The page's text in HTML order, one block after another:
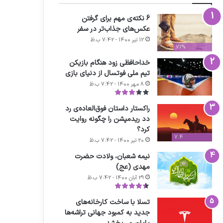
71%
6 نکته‌ی مهم برای گرفتن
عکس‌های جذاب‌تر در سفر
12 تیر 1400 - 7:42 ب.ظ
خداحافظی زود هنگام بازیکن
تیم ملی فوتسال از دنیای بازی
8 مهر 1400 - 7:42 ب.ظ
7.4
راکستار داستان فوق‌العاده‌ی رد
دد ریدمپشن را چگونه روایت
کرد؟
20 تیر 1400 - 7:42 ب.ظ
نیمه شعبان، ولادت حضرت
مهدی (عج)
29 آبان 1400 - 7:42 ب.ظ
تسلا با ساخت کارخانه‌های
جدید به کمبود جهانی تراشه‌ها